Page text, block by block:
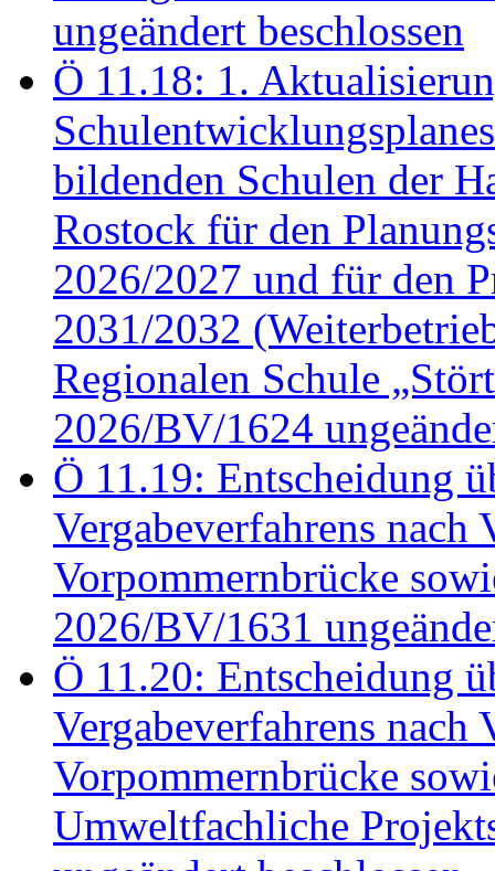
ungeändert beschlossen
Ö 11.18: 1.
bildenden Schulen der
Rostock für den
2026/2027 und für den
2031/2032
Regionalen Schule
2026/BV/1624
Ö 11.19: Entscheidung
Vergabeverfahrens
Vorpommernbrücke
2026/BV/1631
Ö 11.20: Entscheidung
Vergabeverfahrens
Vorpommernbrücke
Umweltfachliche